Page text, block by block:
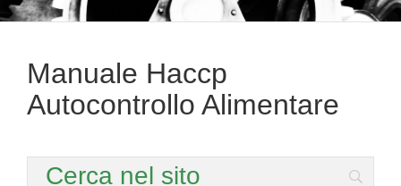
Manuale Haccp
Autocontrollo Alimentare